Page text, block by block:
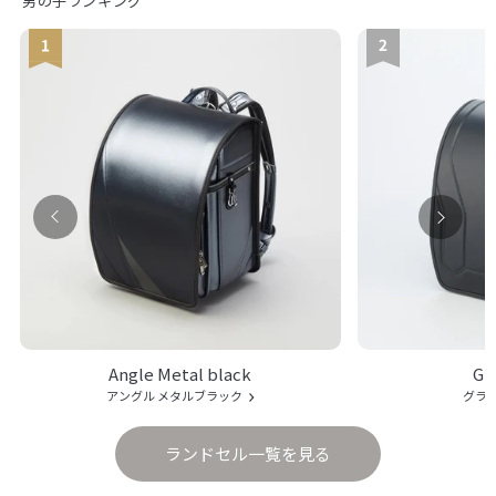
Angle Metal black
アングル メタルブラック グラ
ランドセル一覧を見る